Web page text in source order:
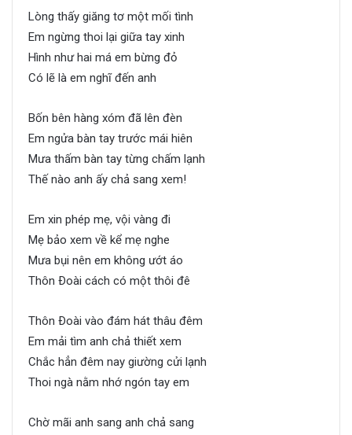
Lòng thấy giăng tơ một mối tình
Em ngừng thoi lại giữa tay xinh
Hình như hai má em bừng đỏ
Có lẽ là em nghĩ đến anh
Bốn bên hàng xóm đã lên đèn
Em ngửa bàn tay trước mái hiên
Mưa thấm bàn tay từng chấm lạnh
Thế nào anh ấy chả sang xem!
Em xin phép mẹ, vội vàng đi
Mẹ bảo xem về kể mẹ nghe
Mưa bụi nên em không ướt áo
Thôn Ðoài cách có một thôi đê
Thôn Ðoài vào đám hát thâu đêm
Em mải tìm anh chả thiết xem
Chắc hẳn đêm nay giường cửi lạnh
Thoi ngà nằm nhớ ngón tay em
Chờ mãi anh sang anh chả sang